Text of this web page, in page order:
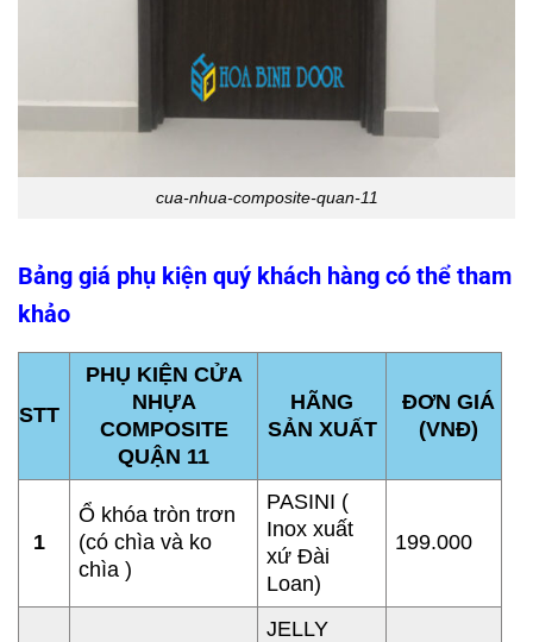
cua-nhua-composite-quan-11
Bảng giá phụ kiện quý khách hàng có thể tham
khảo
STT
PHỤ KIỆN CỬA
NHỰA
COMPOSITE
QUẬN 11
HÃNG
SẢN XUẤT
ĐƠN GIÁ
(VNĐ)
1
Ổ khóa tròn trơn
(có chìa và ko
chìa )
PASINI (
Inox xuất
xứ Đài
Loan)
199.000
JELLY